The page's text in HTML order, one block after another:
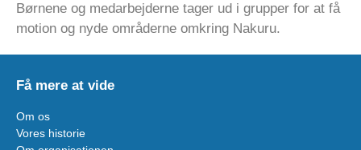
Børnene og medarbejderne tager ud i grupper for at få
motion og nyde områderne omkring Nakuru.
Få mere at vide
Om os
Vores historie